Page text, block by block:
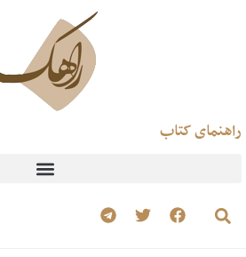
راهنمای کتاب